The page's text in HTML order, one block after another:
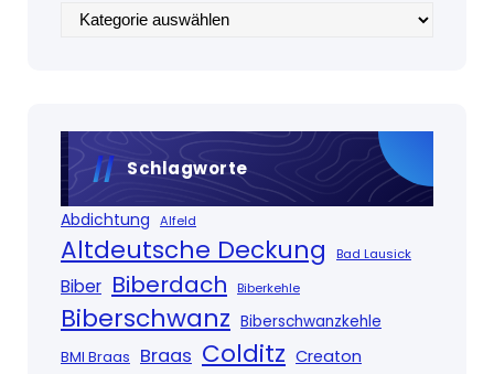
Kategorien
Schlagworte
Abdichtung Alfeld
Altdeutsche Deckung Bad Lausick
Biber Biberdach Biberkehle
Biberschwanz Biberschwanzkehle
BMI Braas Braas Colditz Creaton